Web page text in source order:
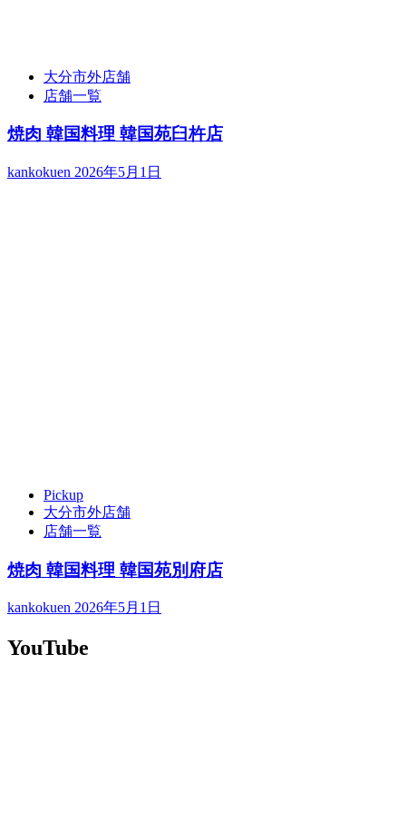
大分市外店舗
店舗一覧
焼肉 韓国料理 韓国苑臼杵店
kankokuen 2026年5月1日
Pickup
大分市外店舗
店舗一覧
焼肉 韓国料理 韓国苑別府店
kankokuen 2026年5月1日
YouTube